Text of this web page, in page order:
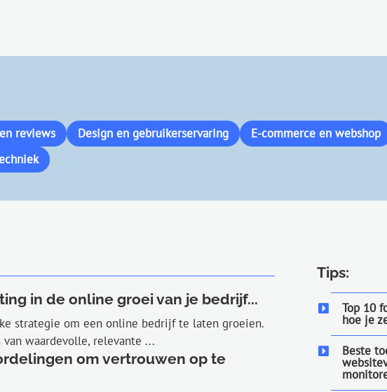
reviews Design en gebruikerservaring
E-commerce en webshop
in de online groei van je bedrijf...
strategie om een online bedrijf te laten groeien.
waardevolle, relevante ...
om vertrouwen op te
Tips:
Top 10
hoe je
Beste